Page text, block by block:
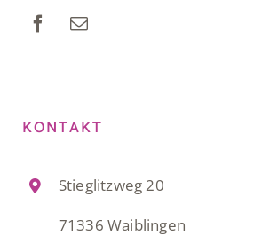
KONTAKT
Stieglitzweg 20
71336 Waiblingen